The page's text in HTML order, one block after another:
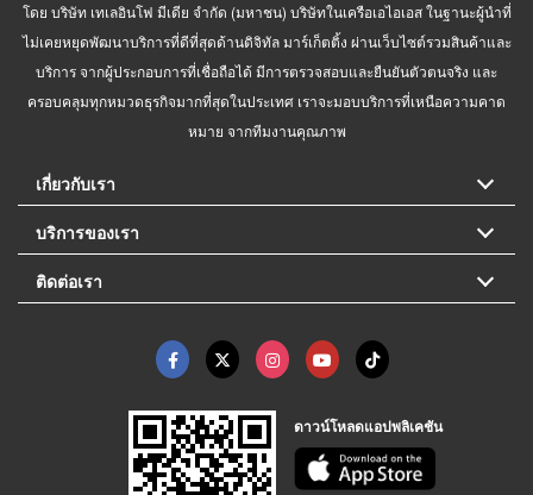
โดย บริษัท เทเลอินโฟ มีเดีย จำกัด (มหาชน) บริษัทในเครือเอไอเอส ในฐานะผู้นำที่
ไม่เคยหยุดพัฒนาบริการที่ดีที่สุดด้านดิจิทัล มาร์เก็ตติ้ง ผ่านเว็บไซต์รวมสินค้าและ
บริการ จากผู้ประกอบการที่เชื่อถือได้ มีการตรวจสอบและยืนยันตัวตนจริง และ
ครอบคลุมทุกหมวดธุรกิจมากที่สุดในประเทศ เราจะมอบบริการที่เหนือความคาด
หมาย จากทีมงานคุณภาพ
เกี่ยวกับเรา
บริการของเรา
ติดต่อเรา
ดาวน์โหลดแอปพลิเคชัน